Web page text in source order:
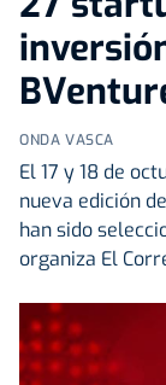
ONDA VASCA
El 17 y 18 de
nueva edición
han sido
organiza El